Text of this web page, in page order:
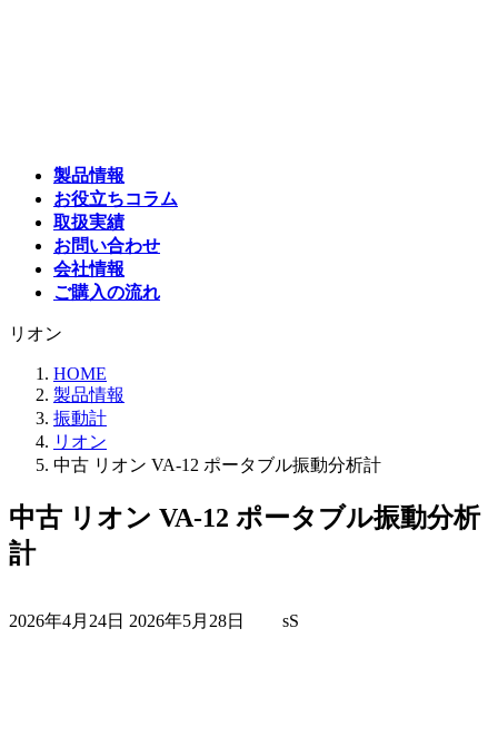
製品情報
お役立ちコラム
取扱実績
お問い合わせ
会社情報
ご購入の流れ
リオン
HOME
製品情報
振動計
リオン
中古 リオン VA-12 ポータブル振動分析計
中古 リオン VA-12 ポータブル振動分析
計
2026年4月24日 終
2026年5月28日 sS